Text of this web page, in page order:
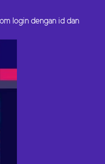
login dengan id dan